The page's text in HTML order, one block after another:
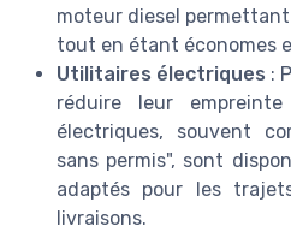
moteur diesel
tout en étant économes
Utilitaires électriques :
réduire leur
électriques, souvent
sans permis", sont
adaptés pour les
livraisons.